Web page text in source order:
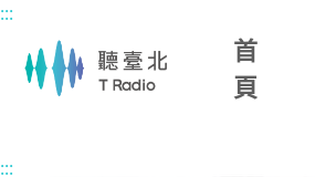
主要內容區塊
:::
首
頁
:::